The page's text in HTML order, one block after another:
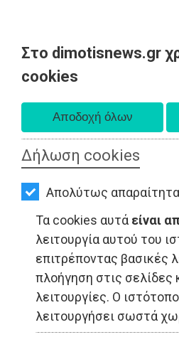
Στο dimotisnews.gr
cookies
Δήλωση cookies
Απολύτως
Τα cookies αυτά είναι
λειτουργία αυτού του
επιτρέποντας βασικές
πλοήγηση στις σελίδες
λειτουργίες. Ο
λειτουργήσει σωστά
AΡΧΙΚΗ
ΕΙΔΗΣΕΙΣ
ΠΟΛΙΤΙΚΗ
ΤΟΠΙΚΗ
ΑΥΤΟΔΙΟΙΚΗΣΗ
ΟΙΚΟΝΟΜΙΑ
ΑΘΛΗΤΙΣΜΟΣ
ΠΟΛΙΤΙΣΜΟΣ
ΣΠΙΤΙ-
ΚΗΠΟΣ
ΕΙΔΗΣΕΙΣ - Μαραθώνας